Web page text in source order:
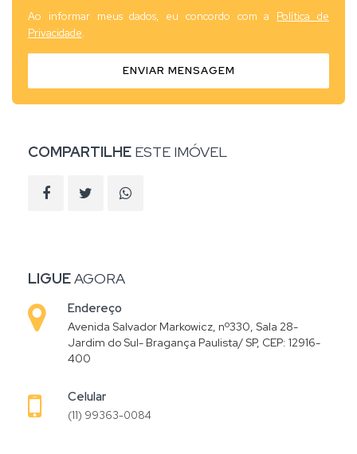
Ao informar meus dados, eu concordo com a Política de
Privacidade.
ENVIAR MENSAGEM
COMPARTILHE ESTE IMÓVEL
LIGUEAGORA
Endereço
Avenida Salvador Markowicz, nº330, Sala 28-
Jardim do Sul- Bragança Paulista/ SP, CEP: 12916-
400
Celular
(11) 99363-0084